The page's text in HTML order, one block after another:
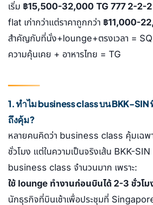
เริ่ม ฿15,500-32,000 TG 777 2-2-2
flat เก่ากว่าแต่ราคาถูกกว่า ฿11,000-
สำคัญกับที่นั่ง+lounge+ตรงเวลา =
ความคุ้นเคย + อาหารไทย = TG
1. ทำไม business class บน BKK-
ถึงคุ้ม?
หลายคนคิดว่า business class คุ้มเฉพ
ชั่วโมง แต่ในความเป็นจริงเส้น BKK-
business class จำนวนมาก เพราะ:
ใช้ lounge ทำงานก่อนบินได้ 2-3 ชั่วโม
นักธุรกิจที่บินเช้าเพื่อประชุมที่